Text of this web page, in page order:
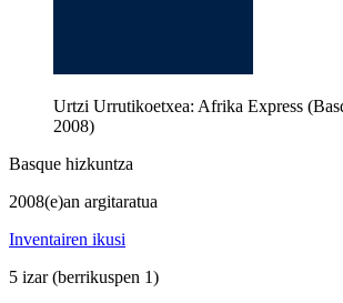
Urtzi Urrutikoetxea: Afrika Express
2008)
Basque hizkuntza
2008(e)an argitaratua
Inventairen ikusi
5 izar(berrikuspen 1)